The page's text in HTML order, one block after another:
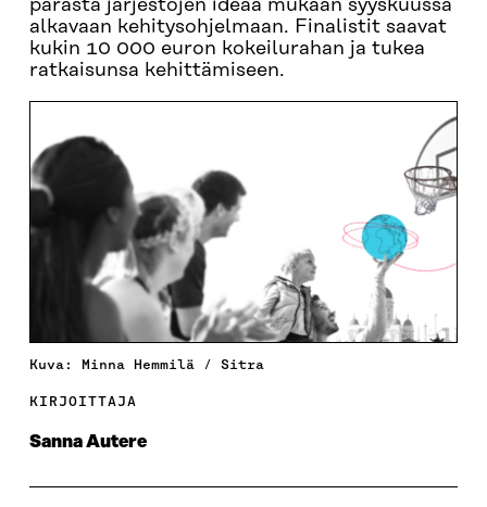
parasta järjestöjen ideaa mukaan syyskuussa
alkavaan kehitysohjelmaan. Finalistit saavat
kukin 10 000 euron kokeilurahan ja tukea
ratkaisunsa kehittämiseen.
Kuva: Minna Hemmilä / Sitra
KIRJOITTAJA
Sanna Autere